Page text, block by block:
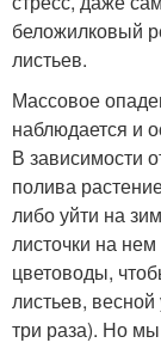
беложилковый
листьев.
Массовое
наблюдается и
В зависимости
полива
либо уйти на
листочки на
цветоводы,
листьев,
три раза). Но